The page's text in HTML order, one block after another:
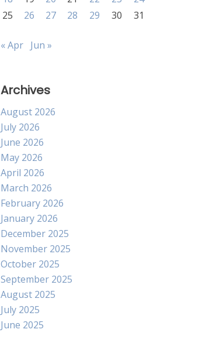
25
26 27 28 29 30 31
« Apr Jun »
Archives
August 2026
July 2026
June 2026
May 2026
April 2026
March 2026
February 2026
January 2026
December 2025
November 2025
October 2025
September 2025
August 2025
July 2025
June 2025